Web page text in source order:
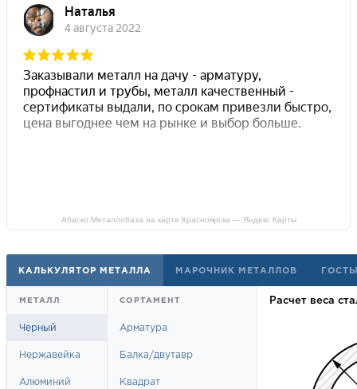
Абаско Металлобаза на карте Красноярска — Яндекс Карты